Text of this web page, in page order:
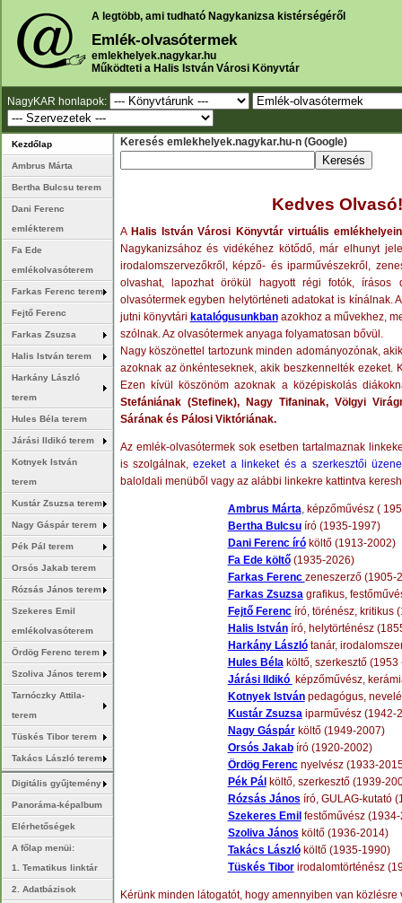
A legtöbb, ami tudható Nagykanizsa kistérségéről
Emlék-olvasótermek
emlekhelyek.nagykar.hu
Működteti a Halis István Városi Könyvtár
NagyKAR honlapok:
Keresés emlekhelyek.nagykar.hu-n (Google)
Kedves Olvasó!
A Halis István Városi Könyvtár virtuális
Nagykanizsához és vidékéhez kötődő, már elhunyt
irodalomszervezőkről, képző- és iparművészekről,
olvashat, lapozhat örökül hagyott régi fotók, írásos
olvasótermek egyben helytörténeti adatokat is kínálnak.
jutni könyvtári katalógusunkbanazokhoz a művekhez,
szólnak. Az olvasótermek anyaga folyamatosan bővül.
Nagy köszönettel tartozunk minden adományozónak,
azoknak az önkénteseknek, akik beszkennelték
Ezen kívül köszönöm azoknak a középiskolás
Stefániának (Stefinek), Nagy Tifaninak, Völgyi
Sárának és Pálosi Viktóriának.
Az emlék-olvasótermek sok esetben tartalmaznak
is szolgálnak,ezeket a linkeket és a szerkesztői
baloldali menüből vagy az alábbi linkekre kattintva
Ambrus Márta,képzőművész (
Bertha Bulcsu író (1935-1997)
Dani Ferenc író költő (1913-2002)
Fa Ede költő (1935-2026)
Farkas Ferenc zeneszerző (1905-
Farkas Zsuzsagrafikus,
Fejtő Ferenc író, törénész, kritikus
Halis Istváníró, helytörténész
Harkány Lászlótanár,
Hules Béla költő, szerkesztő (1953
Járási Ildikó képzőművész,
Kotnyek Istvánpedagógus,
Kustár Zsuzsaiparművész (1942-
Nagy Gáspárköltő (1949-2007)
Orsós Jakabíró (1920-2002)
Ördög Ferencnyelvész (1933-
Pék Pál költő, szerkesztő (1939-
Rózsás János író, GULAG-kutató
Szekeres Emil festőművész
Szoliva János költő (1936-2014)
Takács Lászlóköltő (1935-1990)
Tüskés Tiborirodalomtörténész
Kérünk minden látogatót, hogy amennyiben van
Kezdőlap
Ambrus Márta
Bertha Bulcsu terem
Dani Ferenc
emlékterem
Fa Ede
emlékolvasóterem
Farkas Ferenc terem
Fejtő Ferenc
Farkas Zsuzsa
Halis István terem
Harkány László
terem
Hules Béla terem
Járási Ildikó terem
Kotnyek István
terem
Kustár Zsuzsa terem
Nagy Gáspár terem
Pék Pál terem
Orsós Jakab terem
Rózsás János terem
Szekeres Emil
emlékolvasóterem
Ördög Ferenc terem
Szoliva János terem
Tarnóczky Attila-
terem
Tüskés Tibor terem
Takács László terem
Digitális gyűjtemény
Panoráma-képalbum
Elérhetőségek
A főlap menüi:
1. Tematikus linktár
2. Adatbázisok